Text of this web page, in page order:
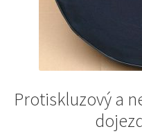
Protiskluzový a